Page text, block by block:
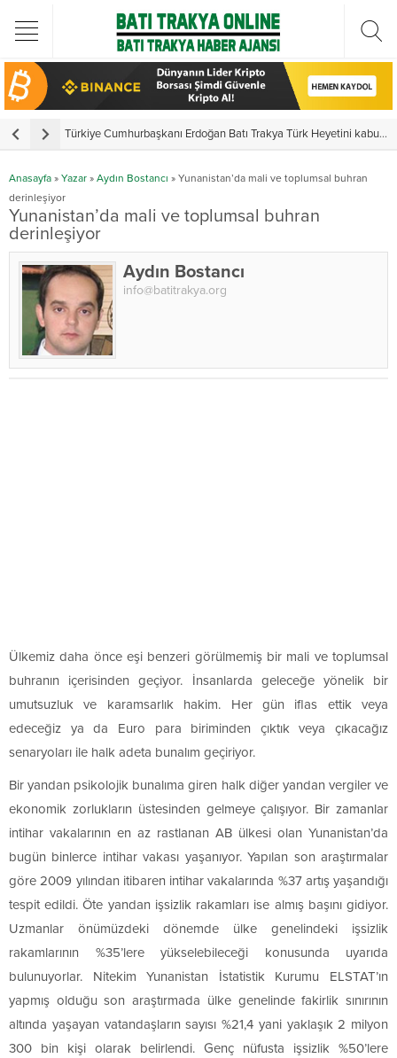
Türkiye Cumhurbaşkanı Erdoğan Batı Trakya Türk Heyetini kabul etti
Anasayfa » Yazar » Aydın Bostancı » Yunanistan’da mali ve toplumsal buhran
derinleşiyor
Yunanistan’da mali ve toplumsal buhran
derinleşiyor
Aydın Bostancı
info@batitrakya.org
Ülkemiz daha önce eşi benzeri görülmemiş bir mali ve toplumsal
buhranın içerisinden geçiyor. İnsanlarda geleceğe yönelik bir
umutsuzluk ve karamsarlık hakim. Her gün iflas ettik veya
edeceğiz ya da Euro para biriminden çıktık veya çıkacağız
senaryoları ile halk adeta bunalım geçiriyor.
Bir yandan psikolojik bunalıma giren halk diğer yandan vergiler ve
ekonomik zorlukların üstesinden gelmeye çalışıyor. Bir zamanlar
intihar vakalarının en az rastlanan AB ülkesi olan Yunanistan’da
bugün binlerce intihar vakası yaşanıyor. Yapılan son araştırmalar
göre 2009 yılından itibaren intihar vakalarında %37 artış yaşandığı
tespit edildi. Öte yandan işsizlik rakamları ise almış başını gidiyor.
Uzmanlar önümüzdeki dönemde ülke genelindeki işsizlik
rakamlarının %35’lere yükselebileceği konusunda uyarıda
bulunuyorlar. Nitekim Yunanistan İstatistik Kurumu ELSTAT’ın
yapmış olduğu son araştırmada ülke genelinde fakirlik sınırının
altında yaşayan vatandaşların sayısı %21,4 yani yaklaşık 2 milyon
300 bin kişi olarak belirlendi. Genç nüfusta işsizlik %50’lere